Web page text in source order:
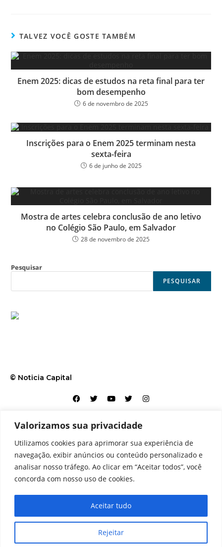
Valorizamos sua privacidade
Utilizamos cookies para aprimorar sua experiência de
navegação, exibir anúncios ou conteúdo personalizado e
analisar nosso tráfego. Ao clicar em “Aceitar todos”, você
concorda com nosso uso de cookies.
Rejeitar
Aceitar tudo
ok er
TALVEZ VOCÊ GOSTE TAMBÉM
Enem 2025: dicas de estudos na reta final para ter
bom desempenho
6 de novembro de 2025
Inscrições para o Enem 2025 terminam nesta
sexta-feira
6 de junho de 2025
Mostra de artes celebra conclusão de ano letivo
no Colégio São Paulo, em Salvador
28 de novembro de 2025
Pesquisar
PESQUISAR
© Noticia Capital
Contato Home Aviso legal Configurações de cookies
Equipe Perfil Política de cookies Serviços